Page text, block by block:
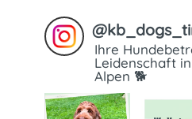
@
Ihre
Leidenschaft
Alpen 🐕